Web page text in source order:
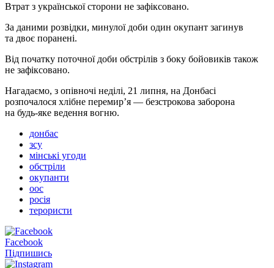
Втрат з української сторони не зафіксовано.
За даними розвідки, минулої доби один окупант загинув
та двоє поранені.
Від початку поточної доби обстрілів з боку бойовиків також
не зафіксовано.
Нагадаємо, з опівночі неділі, 21 липня, на Донбасі
розпочалося хлібне перемир’я — безстрокова заборона
на будь-яке ведення вогню.
донбас
зсу
мінські угоди
обстріли
окупанти
оос
росія
терористи
Facebook
Підпишись